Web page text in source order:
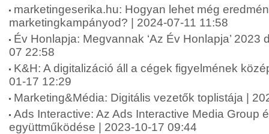
marketingeserika.hu: Hogyan lehet még
marketingkampányod? | 2024-07-11 11:58
Év Honlapja: Megvannak ‘Az Év Honlapja’ 2023
07 22:58
K&H: A digitalizáció áll a cégek figyelmének
01-17 12:29
Marketing&Média: Digitális vezetők toplistája |
Ads Interactive: Az Ads Interactive Media Group
együttműködése | 2023-10-17 09:44